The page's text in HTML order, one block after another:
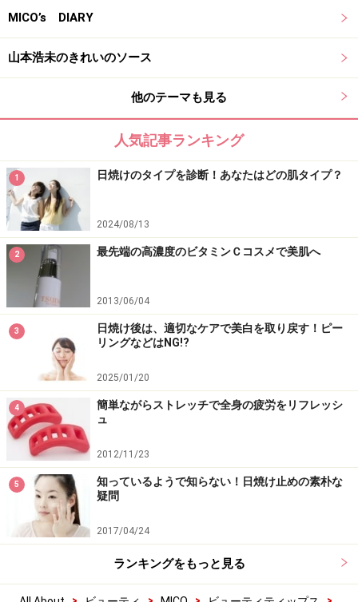
MICO’s DIARY
山本浩未のきれいのソース
他のテーマも見る
人気記事ランキング
1 日焼けのタイプを診断！あなたはどの肌タイプ？
2024/08/13
2 最先端の高濃度のビタミンＣコスメで美肌へ
2013/06/04
3
日焼け後は、適切なケアで美白を取り戻す！ピー
リングなどはNG!?
2025/01/20
4
簡単ながらストレッチで全身の疲労をリフレッシ
ュ
2012/11/23
5
知っているようで知らない！日焼け止めの素朴な
疑問
2017/04/24
ランキングをもっと見る